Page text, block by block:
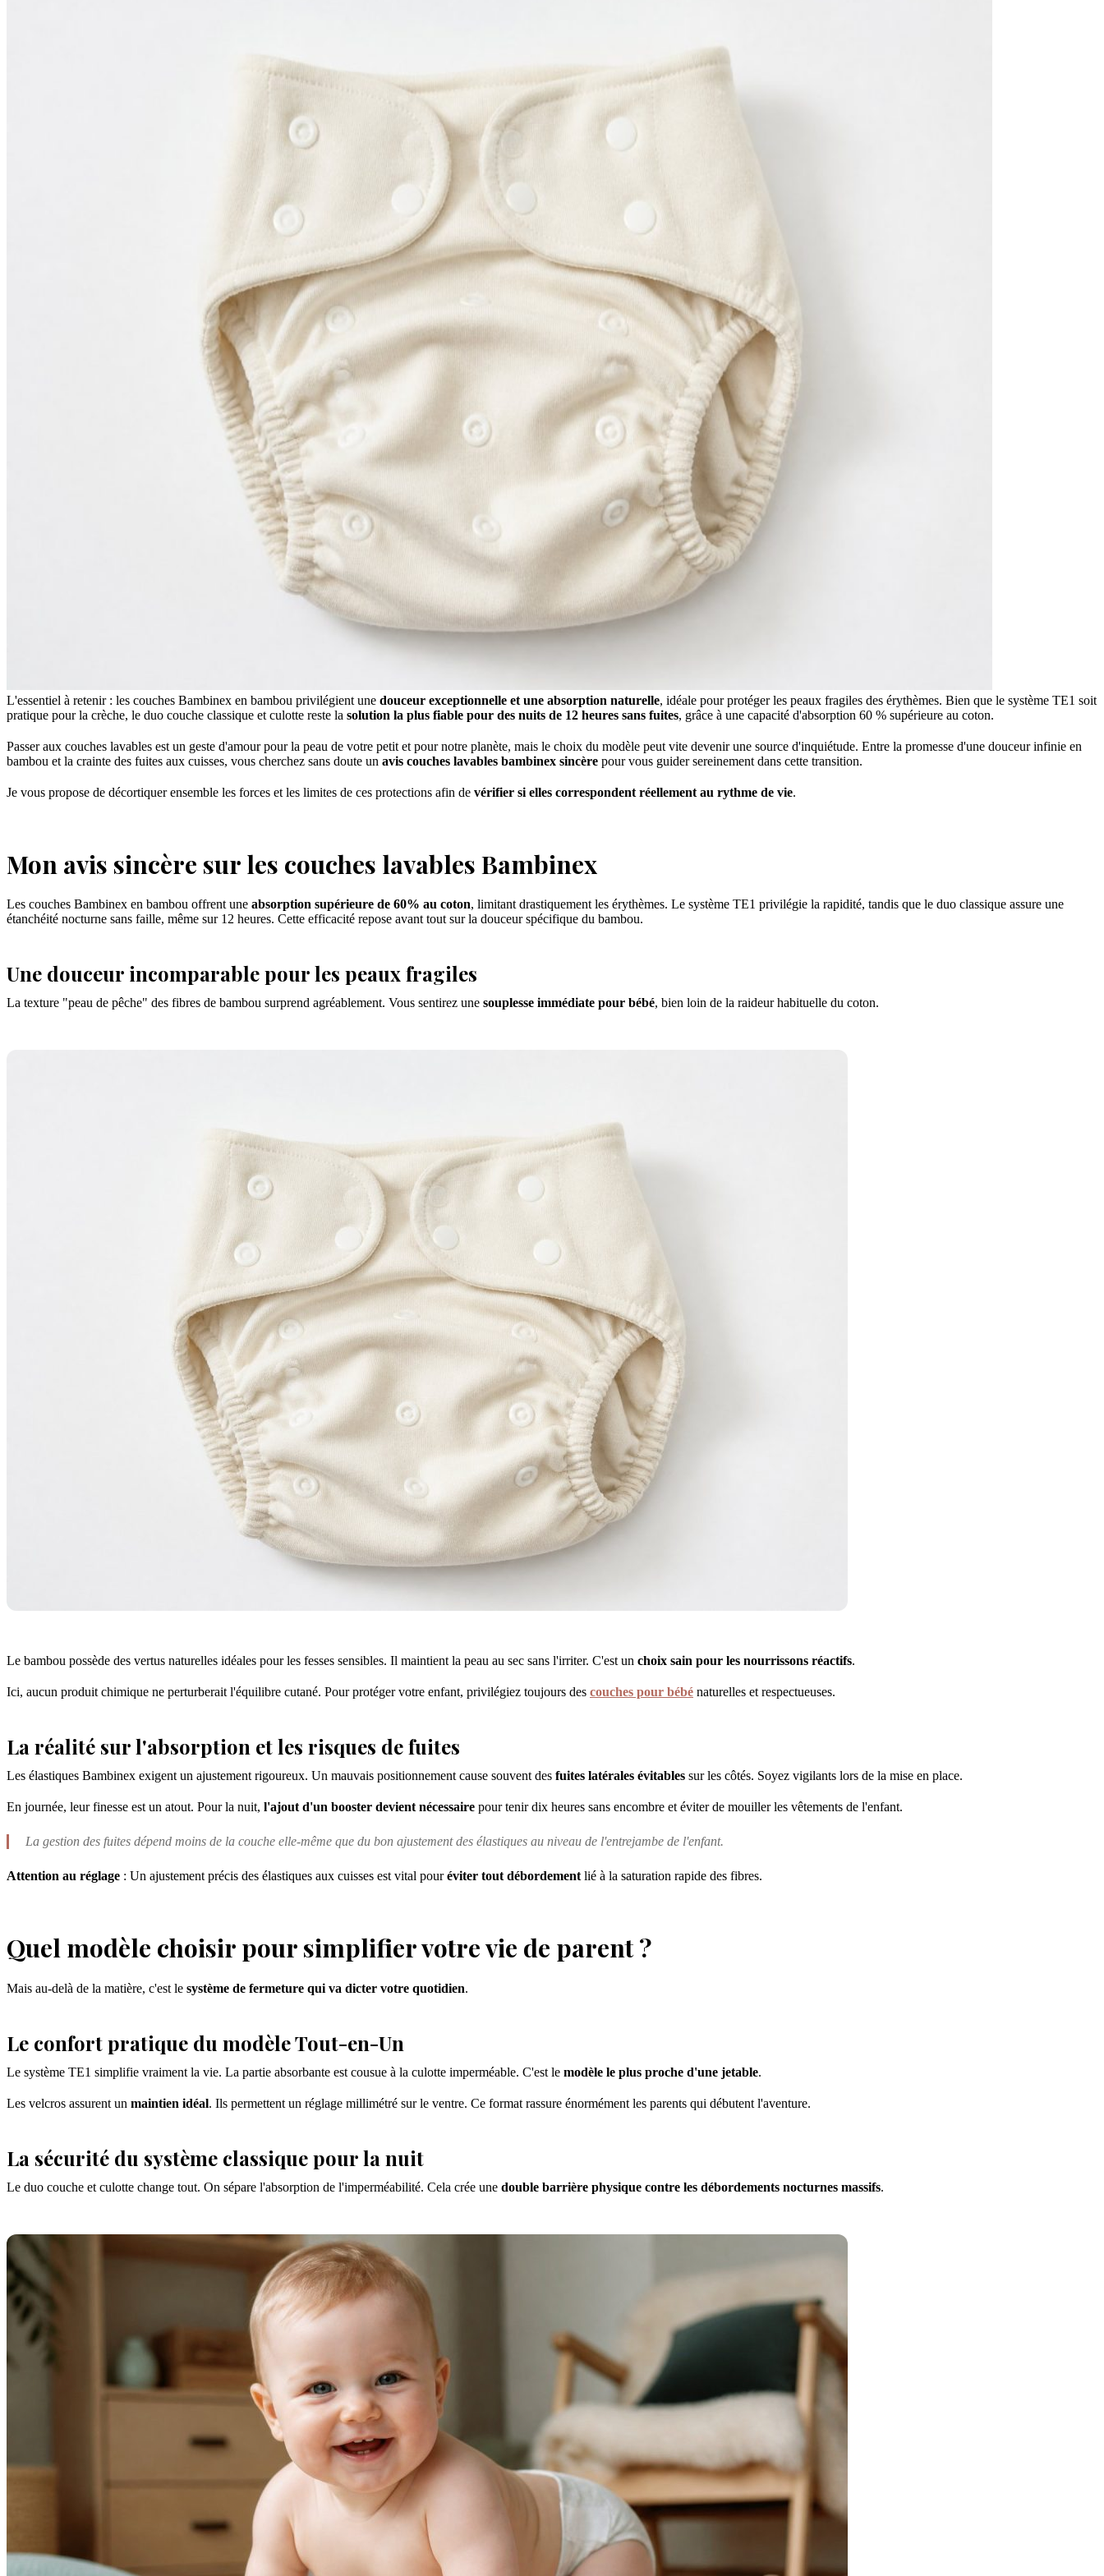
L'essentiel à retenir : les couches Bambinex en bambou privilégient une douceur exceptionnelle et une absorption naturelle, idéale pour protéger les peaux fragiles des érythèmes. Bien que le système TE1 soit
pratique pour la crèche, le duo couche classique et culotte reste la solution la plus fiable pour des nuits de 12 heures sans fuites, grâce à une capacité d'absorption 60 % supérieure au coton.
Passer aux couches lavables est un geste d'amour pour la peau de votre petit et pour notre planète, mais le choix du modèle peut vite devenir une source d'inquiétude. Entre la promesse d'une douceur infinie en
bambou et la crainte des fuites aux cuisses, vous cherchez sans doute un avis couches lavables bambinex sincère pour vous guider sereinement dans cette transition.
Je vous propose de décortiquer ensemble les forces et les limites de ces protections afin de vérifier si elles correspondent réellement au rythme de vie.
Mon avis sincère sur les couches lavables Bambinex
Les couches Bambinex en bambou offrent une absorption supérieure de 60% au coton, limitant drastiquement les érythèmes. Le système TE1 privilégie la rapidité, tandis que le duo classique assure une
étanchéité nocturne sans faille, même sur 12 heures. Cette efficacité repose avant tout sur la douceur spécifique du bambou.
Une douceur incomparable pour les peaux fragiles
La texture "peau de pêche" des fibres de bambou surprend agréablement. Vous sentirez une souplesse immédiate pour bébé, bien loin de la raideur habituelle du coton.
Le bambou possède des vertus naturelles idéales pour les fesses sensibles. Il maintient la peau au sec sans l'irriter. C'est un choix sain pour les nourrissons réactifs.
Ici, aucun produit chimique ne perturberait l'équilibre cutané. Pour protéger votre enfant, privilégiez toujours des couches pour bébé naturelles et respectueuses.
La réalité sur l'absorption et les risques de fuites
Les élastiques Bambinex exigent un ajustement rigoureux. Un mauvais positionnement cause souvent des fuites latérales évitables sur les côtés. Soyez vigilants lors de la mise en place.
En journée, leur finesse est un atout. Pour la nuit, l'ajout d'un booster devient nécessaire pour tenir dix heures sans encombre et éviter de mouiller les vêtements de l'enfant.
La gestion des fuites dépend moins de la couche elle-même que du bon ajustement des élastiques au niveau de l'entrejambe de l'enfant.
Attention au réglage : Un ajustement précis des élastiques aux cuisses est vital pouréviter tout débordement lié à la saturation rapide des fibres.
Quel modèle choisir pour simplifier votre vie de parent ?
Mais au-delà de la matière, c'est le système de fermeture qui va dicter votre quotidien.
Le confort pratique du modèle Tout-en-Un
Le système TE1 simplifie vraiment la vie. La partie absorbante est cousue à la culotte imperméable. C'est le modèle le plus proche d'une jetable.
Les velcros assurent un maintien idéal. Ils permettent un réglage millimétré sur le ventre. Ce format rassure énormément les parents qui débutent l'aventure.
La sécurité du système classique pour la nuit
Le duo couche et culotte change tout. On sépare l'absorption de l'imperméabilité. Cela crée une double barrière physique contre les débordements nocturnes massifs.